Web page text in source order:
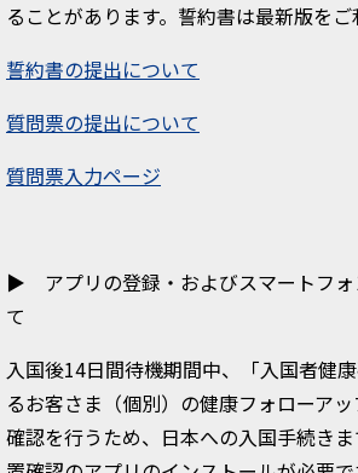
ることがあります。誓約書は最新版をご
誓約書の提出について
質問票の提出について
質問票入力ページ
▶ アプリの登録・およびスマートフォ
て
入国後14日間待機期間中、「入国者健
るお客さま（個別）の健康フォローア
確認を行うため、日本への入国手続き